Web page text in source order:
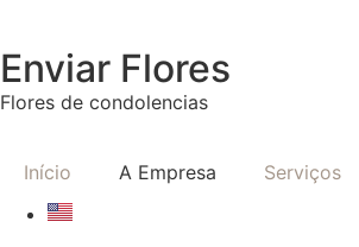
Enviar Flores
Flores de condolencias
Início A Empresa Serviços